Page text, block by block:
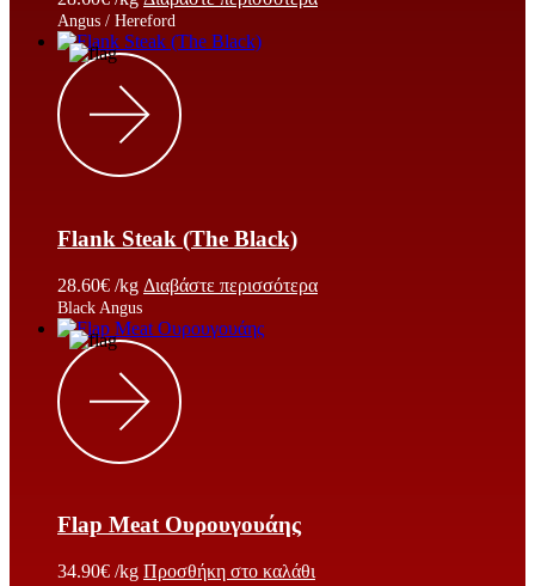
Angus / Hereford
Flank Steak (The Black)
28.60€ /kg Διαβάστε περισσότερα
Black Angus
Flap Meat Ουρουγουάης
34.90€ /kg Προσθήκη στο καλάθι